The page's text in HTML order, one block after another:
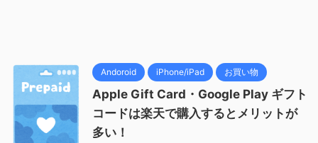
Andoroid iPhone/iPad お買い物
Apple Gift Card・Google Play ギフト
コードは楽天で購入するとメリットが
多い！